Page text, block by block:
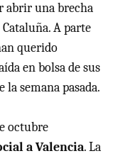
abrir una brecha
A parte
querido
en bolsa de sus
semana pasada.
octubre
a Valencia. La